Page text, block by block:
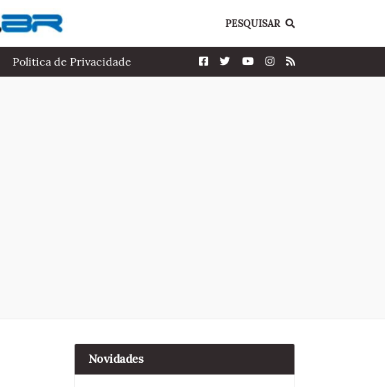
PESQUISAR
Politica de Privacidade
Novidades